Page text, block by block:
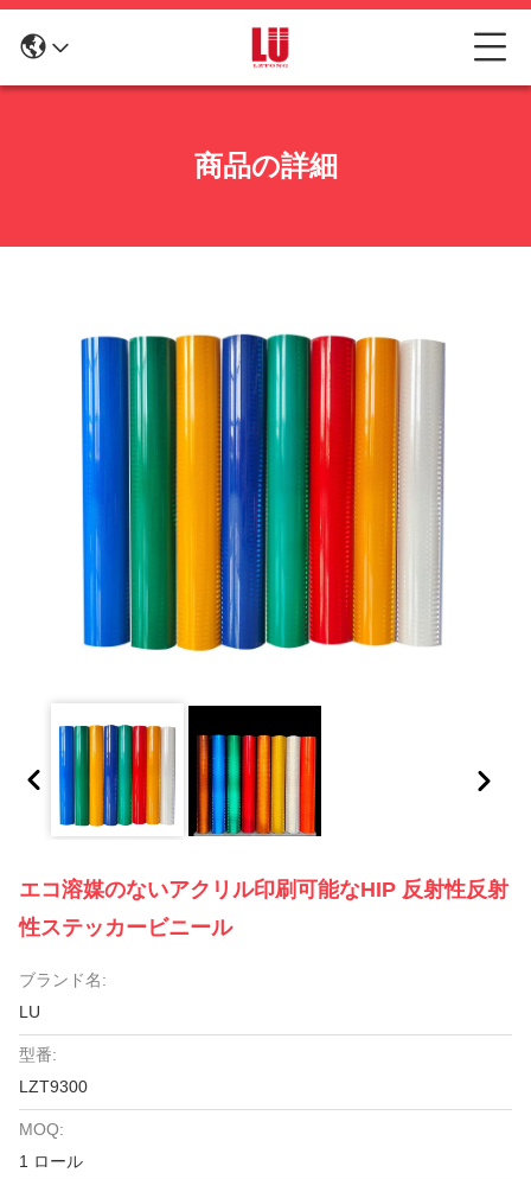
商品の詳細
エコ溶媒のないアクリル印刷可能なHIP 反射性反射
性ステッカービニール
ブランド名:
LU
型番:
LZT9300
MOQ:
1 ロール